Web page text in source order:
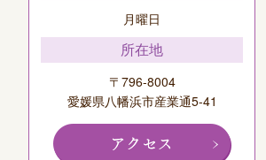
月曜日
所在地
〒796-8004
愛媛県八幡浜市産業通5-41